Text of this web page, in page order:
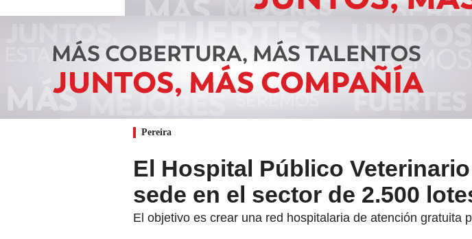
Pereira
El Hospital Público
sede en el sector de 2.500
El objetivo es crear una red hospitalaria de atención gratuita